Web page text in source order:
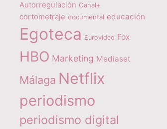
Autorregulación Canal+
cortometraje documental educación
Egoteca Eurovideo Fox
HBO Marketing Mediaset
Málaga Netflix
periodismo
periodismo digital